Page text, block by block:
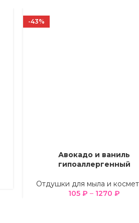
-43%
ВЫБЕРИТЕ ПАРАМЕТРЫ
Авокадо и ваниль
гипоаллергенный
Отдушки для мыла и
105 ₽ – 1270 ₽